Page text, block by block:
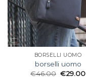
BORSELLI UOMO
borselli uomo
€46.00 €29.00